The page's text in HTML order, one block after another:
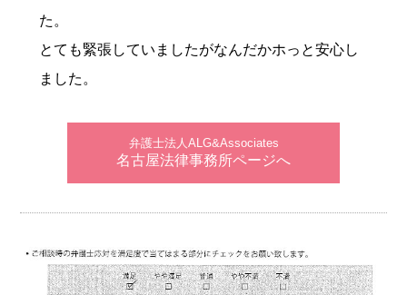
た。
とても緊張していましたがなんだかホっと安心し
ました。
弁護士法人ALG&Associates
名古屋法律事務所ページへ